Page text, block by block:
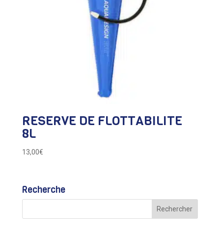
RESERVE DE FLOTTABILITE
8L
13,00€
Recherche